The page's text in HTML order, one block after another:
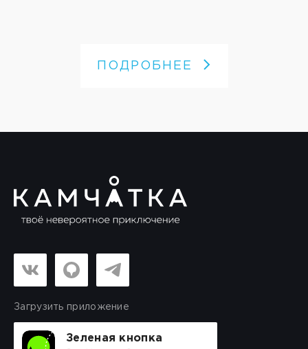
ПОДРОБНЕЕ
Загрузить приложение
Зеленая кнопка